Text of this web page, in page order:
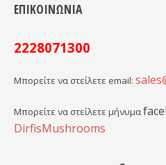
ΕΠΙΚΟΙΝΩΝΙΑ
2228071300
Μπορείτε να στείλετε email:
Μπορείτε να στείλετε μήνυμα
DirfisMushrooms